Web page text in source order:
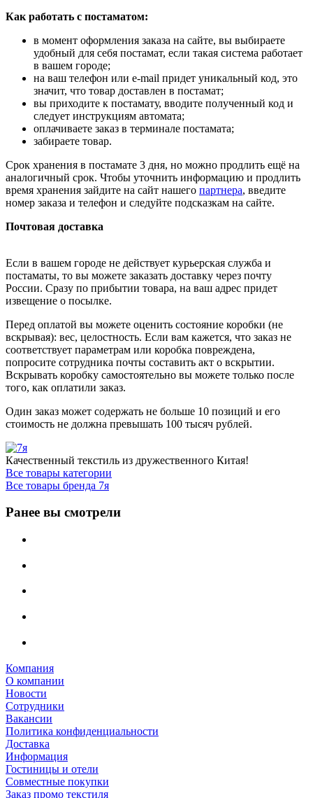
Как работать с постаматом:
в момент оформления заказа на сайте, вы выбираете
удобный для себя постамат, если такая система работает
в вашем городе;
на ваш телефон или e-mail придет уникальный код, это
значит, что товар доставлен в постамат;
вы приходите к постамату, вводите полученный код и
следует инструкциям автомата;
оплачиваете заказ в терминале постамата;
забираете товар.
Срок хранения в постамате 3 дня, но можно продлить ещё на
аналогичный срок. Чтобы уточнить информацию и продлить
время хранения зайдите на сайт нашего партнера, введите
номер заказа и телефон и следуйте подсказкам на сайте.
Почтовая доставка
Если в вашем городе не действует курьерская служба и
постаматы, то вы можете заказать доставку через почту
России. Сразу по прибытии товара, на ваш адрес придет
извещение о посылке.
Перед оплатой вы можете оценить состояние коробки (не
вскрывая): вес, целостность. Если вам кажется, что заказ не
соответствует параметрам или коробка повреждена,
попросите сотрудника почты составить акт о вскрытии.
Вскрывать коробку самостоятельно вы можете только после
того, как оплатили заказ.
Один заказ может содержать не больше 10 позиций и его
стоимость не должна превышать 100 тысяч рублей.
Качественный текстиль из дружественного Китая!
Все товары категории
Все товары бренда 7я
Ранее вы смотрели
Компания
О компании
Новости
Сотрудники
Вакансии
Политика конфиденциальности
Доставка
Информация
Гостиницы и отели
Совместные покупки
Заказ промо текстиля